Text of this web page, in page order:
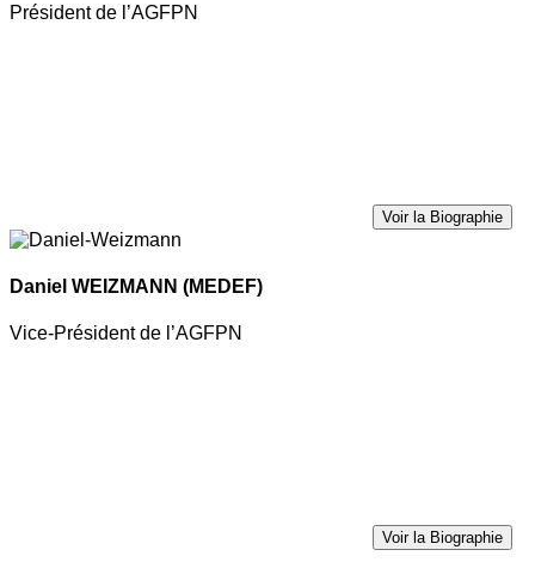
Président de l’AGFPN
Voir la Biographie
Daniel WEIZMANN (MEDEF)
Vice-Président de l’AGFPN
Voir la Biographie